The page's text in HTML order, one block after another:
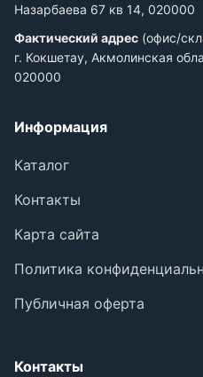
Назарбаева 67 кв 14, 020000
Фактический адрес (офис/
г. Кокшетау, Акмолинская
020000
Информация
Каталог
Контакты
Карта сайта
Политика
Публичная оферта
Контакты